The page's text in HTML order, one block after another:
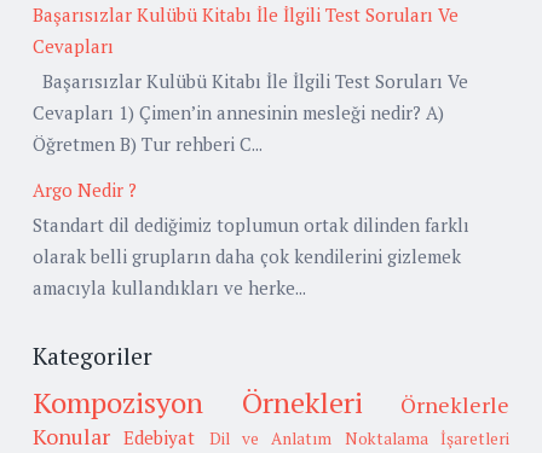
Başarısızlar Kulübü Kitabı İle İlgili Test Soruları Ve
Cevapları
Başarısızlar Kulübü Kitabı İle İlgili Test Soruları Ve
Cevapları 1) Çimen’in annesinin mesleği nedir? A)
Öğretmen B) Tur rehberi C...
Argo Nedir ?
Standart dil dediğimiz toplumun ortak dilinden farklı
olarak belli grupların daha çok kendilerini gizlemek
amacıyla kullandıkları ve herke...
Kategoriler
Kompozisyon Örnekleri
Örneklerle
Konular Edebiyat Dil ve Anlatım
Noktalama İşaretleri